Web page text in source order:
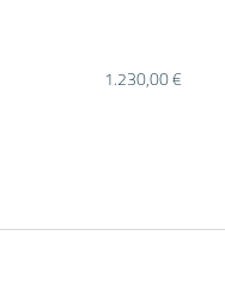
1.230,00 €